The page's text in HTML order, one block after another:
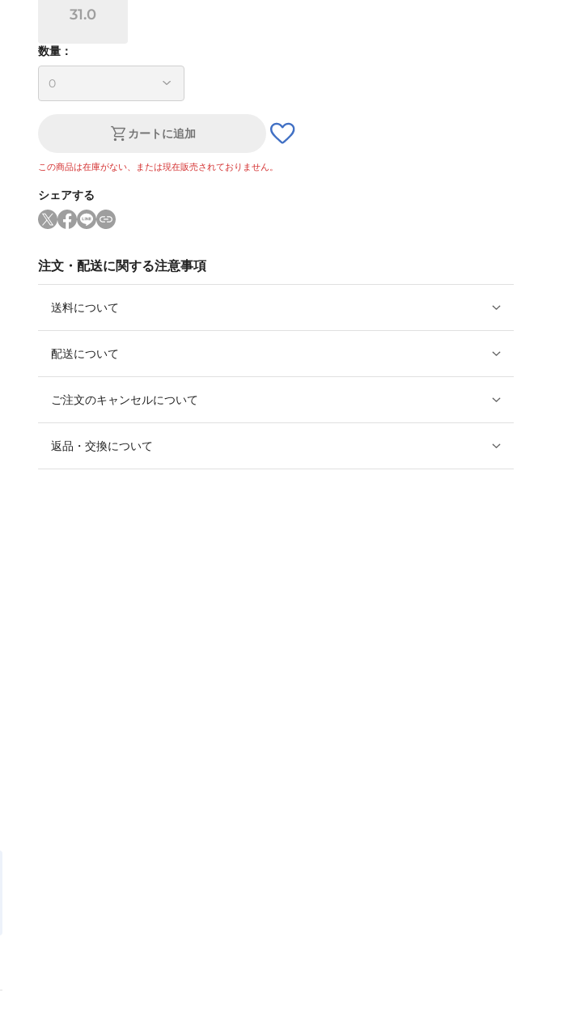
31.0
数量：
カートに追加
この商品は在庫がない、または現在販売されておりません。
シェアする
注文・配送に関する注意事項
送料について
配送について
ご注文のキャンセルについて
返品・交換について